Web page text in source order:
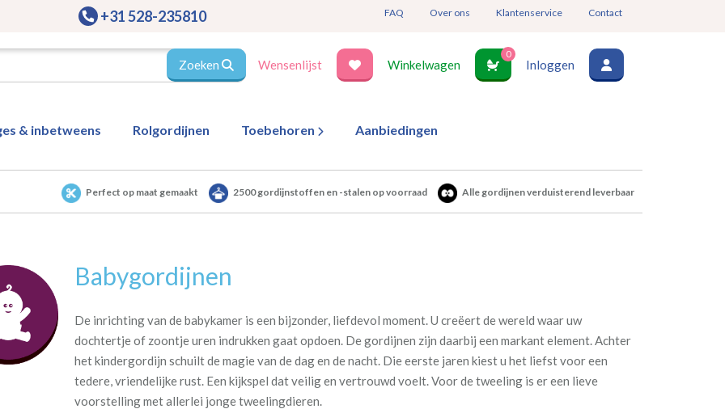
+31 528-235810 FAQ Over ons Klantenservice Contact
Zoeken Wensenlijst Winkelwagen
0
Inloggen
& inbetweens Rolgordijnen Toebehoren Aanbiedingen
Perfect op maat gemaakt 2500 gordijnstoffen en -stalen op voorraad Alle gordijnen verduisterend leverbaar
Babygordijnen
De inrichting van de babykamer is een bijzonder, liefdevol moment. U creëert de wereld waar uw
dochtertje of zoontje uren indrukken gaat opdoen. De gordijnen zijn daarbij een markant element. Achter
het kindergordijn schuilt de magie van de dag en de nacht. Die eerste jaren kiest u het liefst voor een
tedere, vriendelijke rust. Een kijkspel dat veilig en vertrouwd voelt. Voor de tweeling is er een lieve
voorstelling met allerlei jonge tweelingdieren.